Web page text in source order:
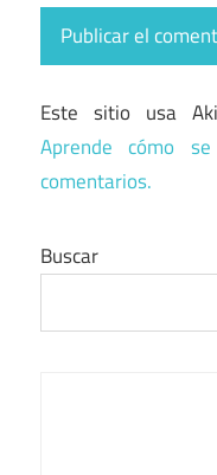
Este sitio usa
Aprende cómo
comentarios.
Buscar